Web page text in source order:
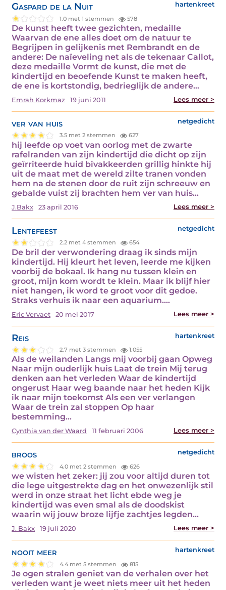
Gaspard de la Nuit hartenkreet
1.0 met 1 stemmen 578
De kunst heeft twee gezichten, medaille
Waarvan de ene alles doet om de natuur te
Begrijpen in gelijkenis met Rembrandt en de
andere: De naïeveling net als de tekenaar Callot,
deze medaille Vormt de kunst, die met de
kindertijd en beoefende Kunst te maken heeft,
de ene is kortstondig, bedrieglijk de andere…
Emrah Korkmaz 19 juni 2011 Lees meer >
ver van huis netgedicht
3.5 met 2 stemmen 627
hij leefde op voet van oorlog met de zwarte
rafelranden van zijn kindertijd die dicht op zijn
geïrriteerde huid bivakkeerden grillig hinkte hij
uit de maat met de wereld zilte tranen vonden
hem na de stenen door de ruit zijn schreeuw en
gebalde vuist zij brachten hem ver van huis…
J.Bakx 23 april 2016 Lees meer >
Lentefeest netgedicht
2.2 met 4 stemmen 654
De bril der verwondering draag ik sinds mijn
kindertijd. Hij kleurt het leven, leerde me kijken
voorbij de bokaal. Ik hang nu tussen klein en
groot, mijn kom wordt te klein. Maar ik blijf hier
niet hangen, ik word te groot voor dit gedoe.
Straks verhuis ik naar een aquarium.…
Eric Vervaet 20 mei 2017 Lees meer >
Reis hartenkreet
2.7 met 3 stemmen 1.055
Als de weilanden Langs mij voorbij gaan Opweg
Naar mijn ouderlijk huis Laat de trein Mij terug
denken aan het verleden Waar de kindertijd
ongerust Haar weg baande naar het heden Kijk
ik naar mijn toekomst Als een ver verlangen
Waar de trein zal stoppen Op haar
bestemming…
Cynthia van der Waard 11 februari 2006 Lees meer >
broos netgedicht
4.0 met 2 stemmen 626
we wisten het zeker: jij zou voor altijd duren tot
die lege uitgestrekte dag en het onwezenlijk stil
werd in onze straat het licht ebde weg je
kindertijd was even smal als de doodskist
waarin wij jouw broze lijfje zachtjes legden…
J. Bakx 19 juli 2020 Lees meer >
nooit meer hartenkreet
4.4 met 5 stemmen 815
Je ogen stralen geniet van de verhalen over het
verleden want je weet niets meer uit het heden